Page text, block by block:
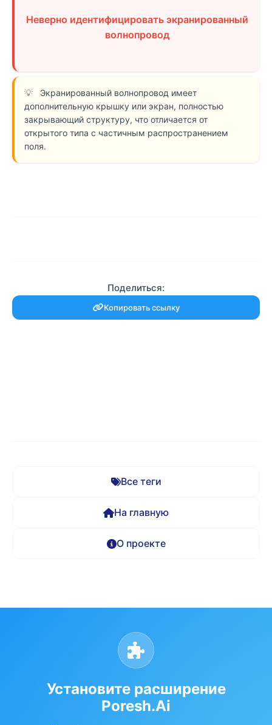
Неверно идентифицировать экранированный
волнопровод
Экранированный волнопровод имеет
дополнительную крышку или экран, полностью
закрывающий структуру, что отличается от
открытого типа с частичным распространением
поля.
Поделиться:
Копировать ссылку
Все теги
На главную
О проекте
Установите расширение
Poresh.Ai